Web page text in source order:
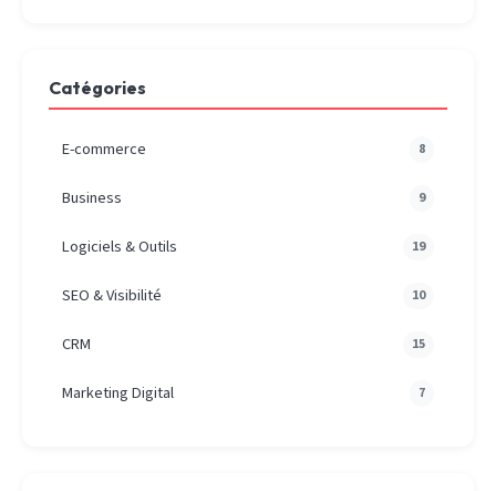
Catégories
E-commerce 8
Business 9
Logiciels & Outils 19
SEO & Visibilité 10
CRM 15
Marketing Digital 7